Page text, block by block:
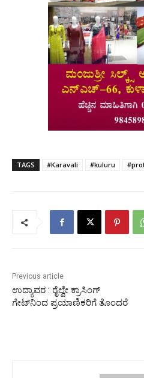
TAGS #Karavali #kuluru
Previous article
ಉದ್ಯಾವರ : ರೈಲ್ವೇ ಕ್ರಾಸಿಂಗ್
ಗೇಟ್‍ನಿಂದ ಪ್ರಯಾಣಿಕರಿಗೆ ತೊಂದರೆ